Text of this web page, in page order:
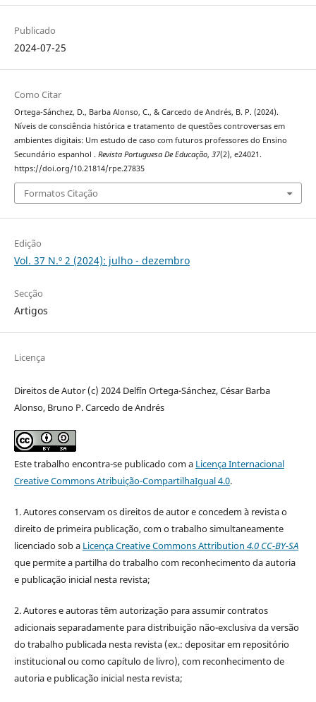
Publicado
2024-07-25
Como Citar
Ortega-Sánchez, D., Barba Alonso, C., & Carcedo de Andrés, B. P. (2024).
Níveis de consciência histórica e tratamento de questões controversas em
ambientes digitais: Um estudo de caso com futuros professores do Ensino
Secundário espanhol . Revista Portuguesa De Educação, 37(2), e24021.
https://doi.org/10.21814/rpe.27835
Formatos Citação
Edição
Vol. 37 N.º 2 (2024): julho - dezembro
Secção
Artigos
Licença
Direitos de Autor (c) 2024 Delfín Ortega-Sánchez, César Barba
Alonso, Bruno P. Carcedo de Andrés
Este trabalho encontra-se publicado com a Licença Internacional
Creative Commons Atribuição-CompartilhaIgual 4.0.
1. Autores conservam os direitos de autor e concedem à revista o
direito de primeira publicação, com o trabalho simultaneamente
licenciado sob a Licença Creative Commons Attribution 4.0 CC-BY-SA
que permite a partilha do trabalho com reconhecimento da autoria
e publicação inicial nesta revista;
2. Autores e autoras têm autorização para assumir contratos
adicionais separadamente para distribuição não-exclusiva da versão
do trabalho publicada nesta revista (ex.: depositar em repositório
institucional ou como capítulo de livro), com reconhecimento de
autoria e publicação inicial nesta revista;